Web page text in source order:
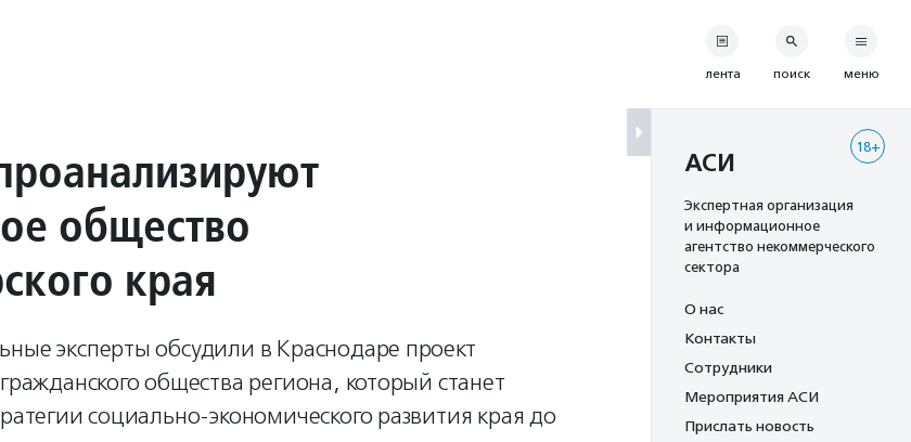
общество
края
эксперты обсудили в Краснодаре проект
общества региона, который станет
социально-экономического развития края до
лента поиск меню
18+
АСИ
Экспертная организация
и информационное
агентство некоммерческого
сектора
О нас
Контакты
Сотрудники
Мероприятия АСИ
Прислать новость